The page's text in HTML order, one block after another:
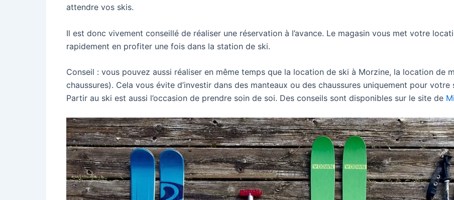
attendre vos skis.
Il est donc vivement conseillé de réaliser une réservation à l’avance. Le magasin vous met votre
rapidement en profiter une fois dans la station de ski.
Conseil : vous pouvez aussi réaliser en même temps que la location de ski à Morzine, la location de
chaussures). Cela vous évite d’investir dans des manteaux ou des chaussures uniquement pour votre
Partir au ski est aussi l’occasion de prendre soin de soi. Des conseils sont disponibles sur le site de